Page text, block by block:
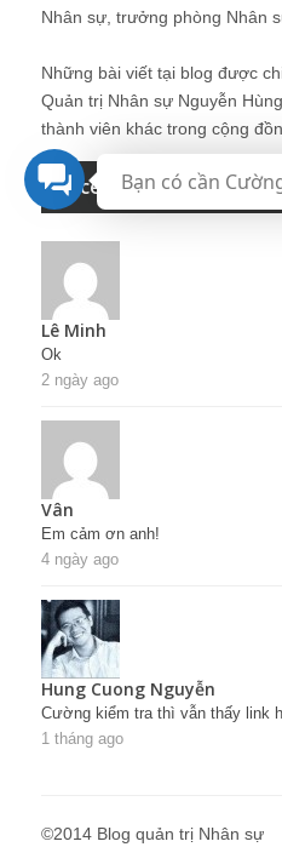
Nhân sự, trưởng phòng Nhân
Những bài viết tại blog được
Quản trị Nhân sự Nguyễn
thành viên khác trong cộng
Recent Comments
Lê Minh
Ok
2 ngày ago
Vân
Em cảm ơn anh!
4 ngày ago
Hung Cuong Nguyễn
Cường kiểm tra thì vẫn thấy link
1 tháng ago
©2014 Blog quản trị Nhân sự
Bạn có cần